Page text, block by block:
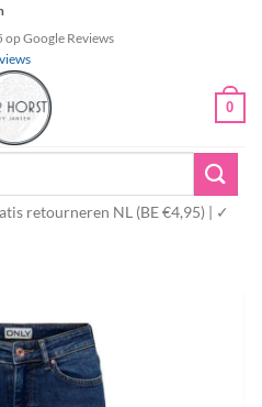
op Google Reviews
0
retourneren NL (BE €4,95) | ✓